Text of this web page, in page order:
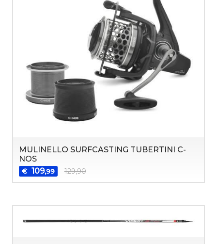
MULINELLO SURFCASTING TUBERTINI C-
NOS
€ 109,99 129,90